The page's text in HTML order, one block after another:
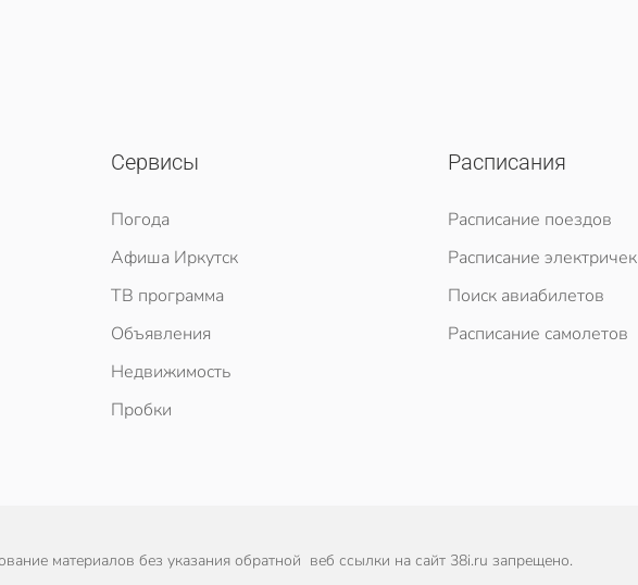
Сервисы
Погода
Афиша Иркутск
ТВ программа
Объявления
Недвижимость
Пробки
Расписания
Расписание поездов
Расписание электричек
Поиск авиабилетов
Расписание самолетов
материалов без указания обратной веб ссылки на сайт 38i.ru запрещено.